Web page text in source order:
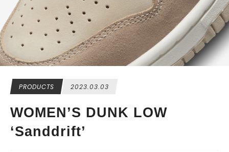
PRODUCTS 2023.03.03
WOMEN’S DUNK LOW
‘Sanddrift’